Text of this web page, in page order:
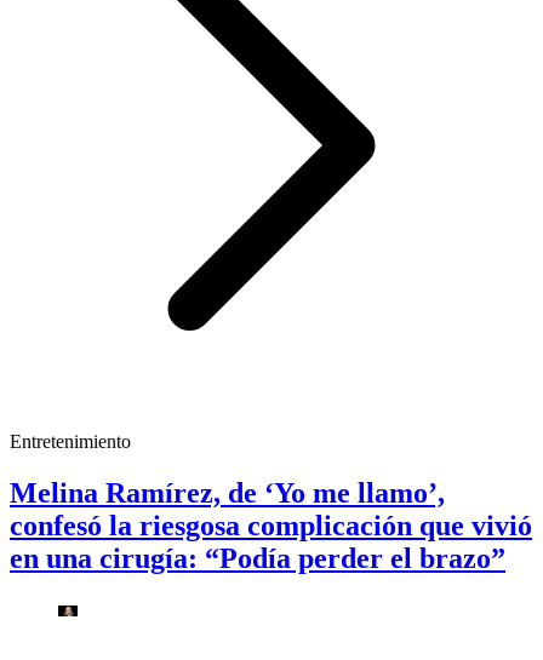
Entretenimiento
Melina Ramírez, de ‘Yo me llamo’,
confesó la riesgosa complicación que vivió
en una cirugía: “Podía perder el brazo”